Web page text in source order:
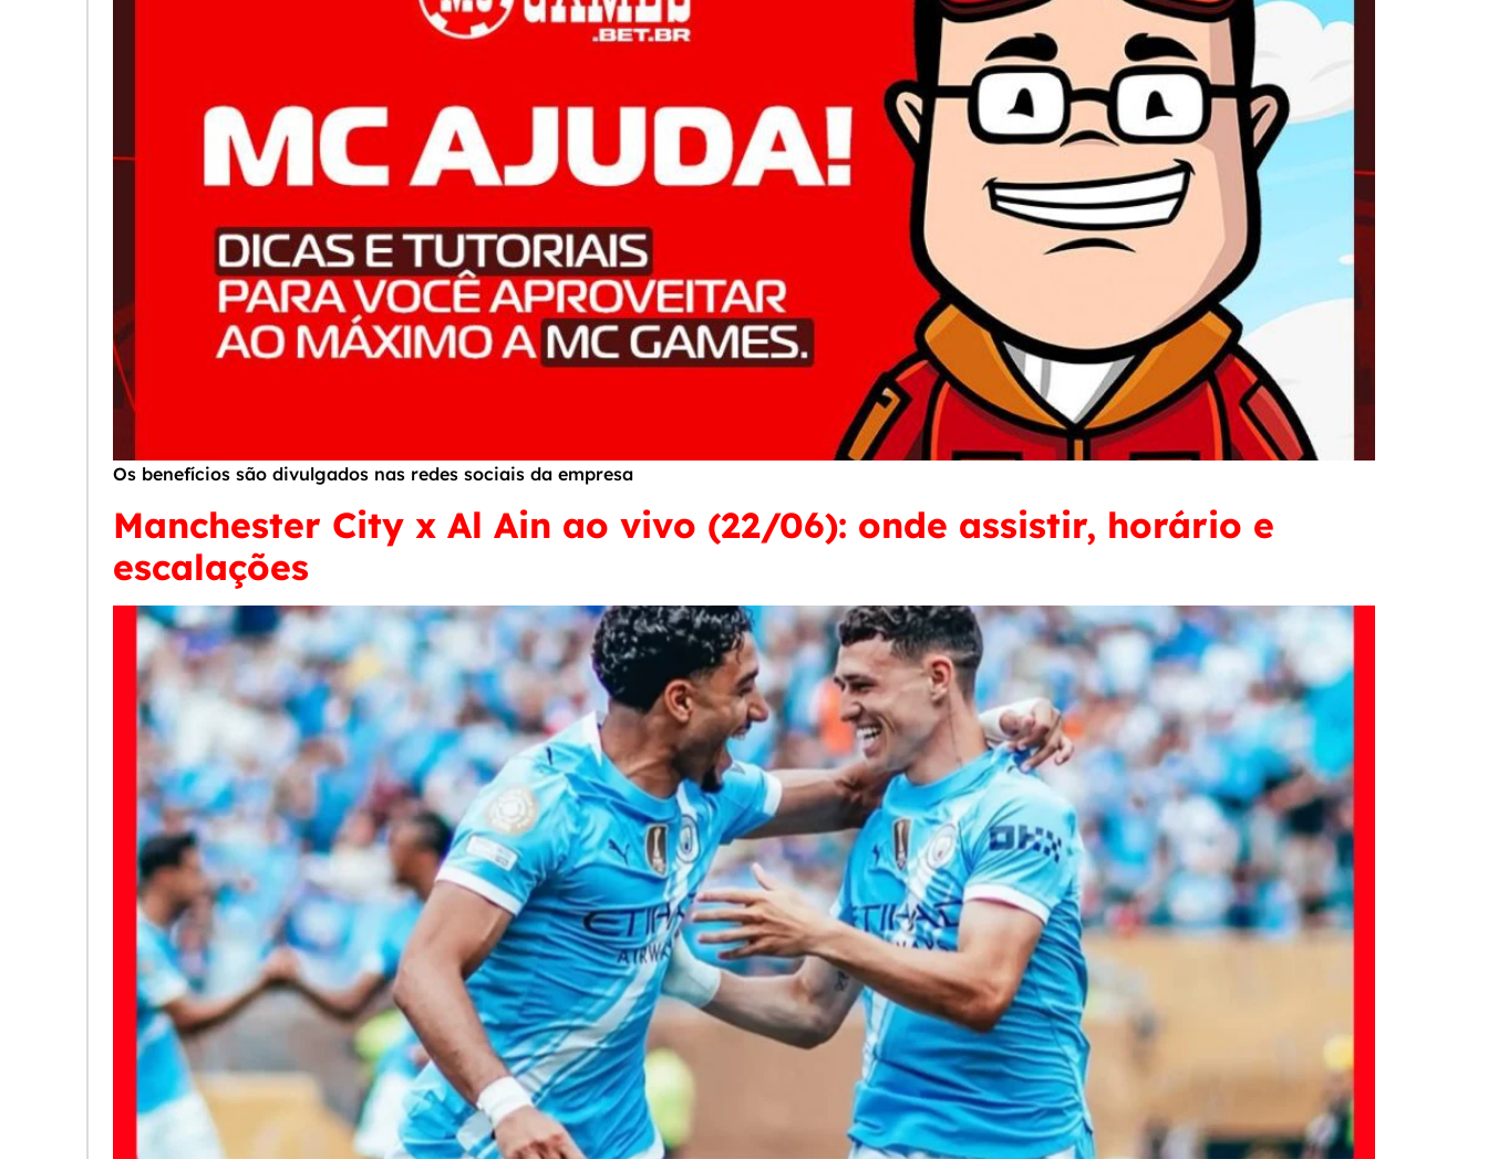
Os benefícios são divulgados nas redes sociais da empresa
Manchester City x Al Ain ao vivo (22/06): onde assistir, horário e
escalações